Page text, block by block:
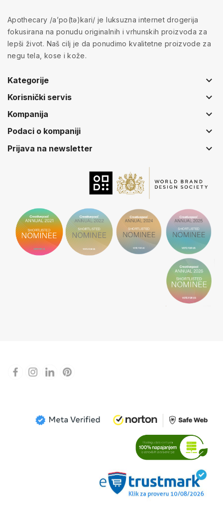
Apothecary /a’po(tə)kari/ je luksuzna internet drogerija
fokusirana na ponudu originalnih i vrhunskih proizvoda za
lepši život. Naš cilj je da ponudimo kvalitetne proizvode za
negu tela, kose i kože.
Kategorije keyboard_arrow_down
Korisnički servis keyboard_arrow_down
Kompanija keyboard_arrow_down
Podaci o kompaniji keyboard_arrow_down
Prijava na newsletter keyboard_arrow_down